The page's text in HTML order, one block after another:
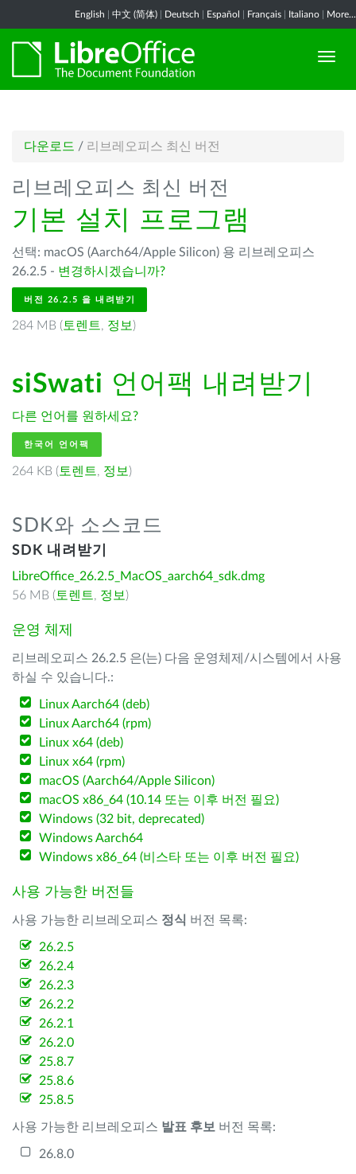
English 中文 (简体) Deutsch Español Français Italiano More...
다운로드 / 리브레오피스 최신 버전
리브레오피스 최신 버전
기본 설치 프로그램
선택: macOS (Aarch64/Apple Silicon) 용 리브레오피스
26.2.5 - 변경하시겠습니까?
버전 26.2.5 을 내려받기
284 MB ( 토렌트, 정보 )
siSwati 언어팩 내려받기
다른 언어를 원하세요?
한국어 언어팩
264 KB ( 토렌트, 정보 )
SDK와 소스코드
SDK 내려받기
LibreOffice_26.2.5_MacOS_aarch64_sdk.dmg
56 MB ( 토렌트, 정보 )
운영 체제
리브레오피스 26.2.5 은(는) 다음 운영체제/시스템에서 사용
하실 수 있습니다.:
Linux Aarch64 (deb)
Linux Aarch64 (rpm)
Linux x64 (deb)
Linux x64 (rpm)
macOS (Aarch64/Apple Silicon)
macOS x86_64 (10.14 또는 이후 버전 필요)
Windows (32 bit, deprecated)
Windows Aarch64
Windows x86_64 (비스타 또는 이후 버전 필요)
사용 가능한 버전들
사용 가능한 리브레오피스 정식 버전 목록:
26.2.5
26.2.4
26.2.3
26.2.2
26.2.1
26.2.0
25.8.7
25.8.6
25.8.5
사용 가능한 리브레오피스 발표 후보 버전 목록:
26.8.0